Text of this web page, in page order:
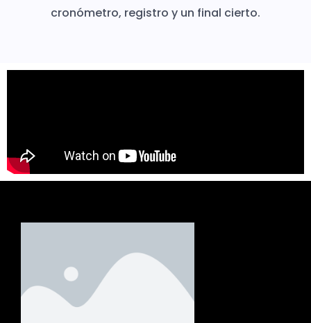
cronómetro, registro y un final cierto.